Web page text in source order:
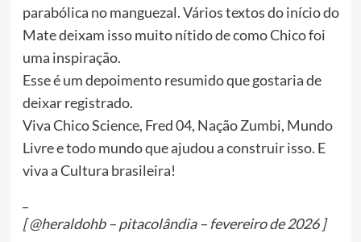
parabólica no manguezal. Vários textos do início do
Mate deixam isso muito nítido de como Chico foi
uma inspiração.
Esse é um depoimento resumido que gostaria de
deixar registrado.
Viva Chico Science, Fred 04, Nação Zumbi, Mundo
Livre e todo mundo que ajudou a construir isso. E
viva a Cultura brasileira!
[ @heraldohb – pitacolândia – fevereiro de 2026 ]